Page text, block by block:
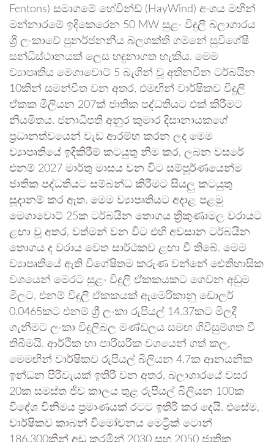
Fentons) සමාගමේ හේවින්ඩ් (HayWind) අංශය මඟින්
මන්නාරමේ ඉදිකෙරෙන 50 MW සුළං විදුලි බලාගාරය
ශ්‍රී ලංකාවේ පුනර්ජනනීය බලශක්ති ගමනේ සුවිශේෂී
සන්ධිස්ථානයක් ලෙස හඳුනාගත හැකිය. මෙම
ව්‍යාපෘතිය මෙගාවොට් 5 බැගින් වූ අතිනවීන ටර්බයින
10කින් සමන්විත වන අතර, එමඟින් වාර්ෂිකව විදුලි
ඒකක මිලියන 207ක් ජාතික පද්ධතියට එක් කිරීමට
නියමිතය. ජනාධිපති අනුර කුමාර දිසානායකගේ
ප්‍රධානත්වයෙන් වැඩ ආරම්භ කරන ලද මෙම
ව්‍යාපෘතියේ ඉදිකිරීම් කටයුතු නිම කර, ලබන වසරේ
එනම් 2027 මාර්තු මාසය වන විට සම්පූර්ණයෙන්ම
ජාතික පද්ධතියට සම්බන්ධ කිරීමට සියලු කටයුතු
සූදානම් කර ඇත. මෙම ව්‍යාපෘතියට අදාළ පළමු
මෙගාවොට් 25ක ටර්බයින තොගය ත්‍රිකුණාමල වරායට
ළඟා වූ අතර, වත්මන් වන විට එහි අවසාන ටර්බයින
තොගය ද වරාය වෙත සාර්ථකව ළඟා වී තිබේ. මෙම
ව්‍යාපෘතියේ ඇති විශේෂිතම කරුණ වන්නේ ඓතිහාසික
වශයෙන් මෙරට සුළං විදුලි ඒකකයකට ගෙවන අඩුම
මිලට, එනම් විදුලි ඒකකයක් ඇමෙරිකානු ඩොලර්
0.0465කට එනම් ශ්‍රී ලංකා රුපියල් 14.37කට මිලදී
ගැනීමට ලංකා විදුලිබල මණ්ඩලය සමඟ ගිවිසුම්ගත වී
තිබීමයි. ආර්ථික හා පාරිසරික වශයෙන් ගත් කල,
මෙමඟින් වාර්ෂිකව රුපියල් බිලියන 4.7ක ආනයනික
ඉන්ධන පිරිවැයක් ඉතිරි වන අතර, බලාගාරයේ වසර
20ක සමස්ත ජීව කාලය තුළ රුපියල් බිලියන 100ක
විදේශ විනිමය ප්‍රමාණයක් රටට ඉතිරි කර දෙයි. එසේම,
වාර්ෂිකව කාබන් විමෝචනය මෙට්‍රික් ටොන්
186,300කින් අඩු කරමින් 2030 සහ 2050 ජාතික